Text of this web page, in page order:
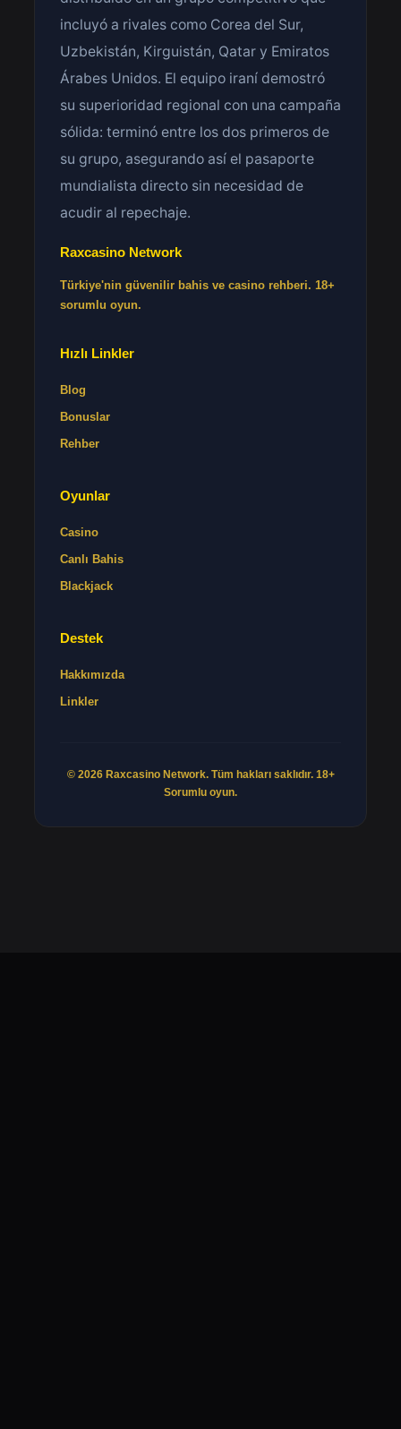
incluyó a rivales como Corea del Sur,
Uzbekistán, Kirguistán, Qatar y Emiratos
Árabes Unidos. El equipo iraní demostró
su superioridad regional con una campaña
sólida: terminó entre los dos primeros de
su grupo, asegurando así el pasaporte
mundialista directo sin necesidad de
acudir al repechaje.
Raxcasino Network
Türkiye'nin güvenilir bahis ve casino rehberi. 18+
sorumlu oyun.
Hızlı Linkler
Blog
Bonuslar
Rehber
Oyunlar
Casino
Canlı Bahis
Blackjack
Destek
Hakkımızda
Linkler
© 2026 Raxcasino Network. Tüm hakları saklıdır. 18+
Sorumlu oyun.